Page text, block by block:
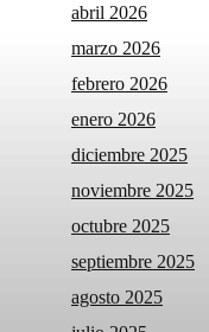
abril 2026
marzo 2026
febrero 2026
enero 2026
diciembre 2025
noviembre 2025
octubre 2025
septiembre 2025
agosto 2025